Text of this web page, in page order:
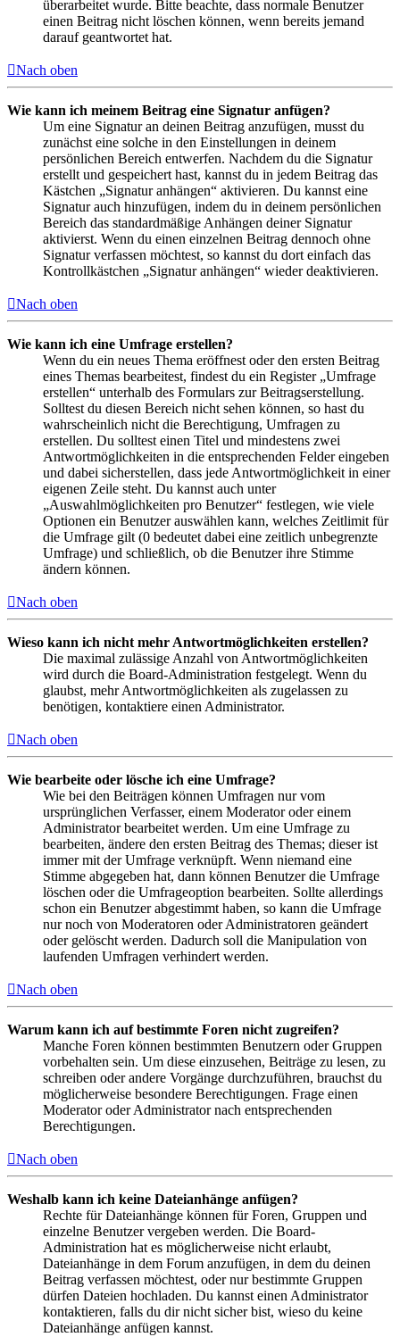
überarbeitet wurde. Bitte beachte, dass normale Benutzer
einen Beitrag nicht löschen können, wenn bereits jemand
darauf geantwortet hat.
Nach oben
Wie kann ich meinem Beitrag eine Signatur anfügen?
Um eine Signatur an deinen Beitrag anzufügen, musst du
zunächst eine solche in den Einstellungen in deinem
persönlichen Bereich entwerfen. Nachdem du die Signatur
erstellt und gespeichert hast, kannst du in jedem Beitrag das
Kästchen „Signatur anhängen“ aktivieren. Du kannst eine
Signatur auch hinzufügen, indem du in deinem persönlichen
Bereich das standardmäßige Anhängen deiner Signatur
aktivierst. Wenn du einen einzelnen Beitrag dennoch ohne
Signatur verfassen möchtest, so kannst du dort einfach das
Kontrollkästchen „Signatur anhängen“ wieder deaktivieren.
Nach oben
Wie kann ich eine Umfrage erstellen?
Wenn du ein neues Thema eröffnest oder den ersten Beitrag
eines Themas bearbeitest, findest du ein Register „Umfrage
erstellen“ unterhalb des Formulars zur Beitragserstellung.
Solltest du diesen Bereich nicht sehen können, so hast du
wahrscheinlich nicht die Berechtigung, Umfragen zu
erstellen. Du solltest einen Titel und mindestens zwei
Antwortmöglichkeiten in die entsprechenden Felder eingeben
und dabei sicherstellen, dass jede Antwortmöglichkeit in einer
eigenen Zeile steht. Du kannst auch unter
„Auswahlmöglichkeiten pro Benutzer“ festlegen, wie viele
Optionen ein Benutzer auswählen kann, welches Zeitlimit für
die Umfrage gilt (0 bedeutet dabei eine zeitlich unbegrenzte
Umfrage) und schließlich, ob die Benutzer ihre Stimme
ändern können.
Nach oben
Wieso kann ich nicht mehr Antwortmöglichkeiten erstellen?
Die maximal zulässige Anzahl von Antwortmöglichkeiten
wird durch die Board-Administration festgelegt. Wenn du
glaubst, mehr Antwortmöglichkeiten als zugelassen zu
benötigen, kontaktiere einen Administrator.
Nach oben
Wie bearbeite oder lösche ich eine Umfrage?
Wie bei den Beiträgen können Umfragen nur vom
ursprünglichen Verfasser, einem Moderator oder einem
Administrator bearbeitet werden. Um eine Umfrage zu
bearbeiten, ändere den ersten Beitrag des Themas; dieser ist
immer mit der Umfrage verknüpft. Wenn niemand eine
Stimme abgegeben hat, dann können Benutzer die Umfrage
löschen oder die Umfrageoption bearbeiten. Sollte allerdings
schon ein Benutzer abgestimmt haben, so kann die Umfrage
nur noch von Moderatoren oder Administratoren geändert
oder gelöscht werden. Dadurch soll die Manipulation von
laufenden Umfragen verhindert werden.
Nach oben
Warum kann ich auf bestimmte Foren nicht zugreifen?
Manche Foren können bestimmten Benutzern oder Gruppen
vorbehalten sein. Um diese einzusehen, Beiträge zu lesen, zu
schreiben oder andere Vorgänge durchzuführen, brauchst du
möglicherweise besondere Berechtigungen. Frage einen
Moderator oder Administrator nach entsprechenden
Berechtigungen.
Nach oben
Weshalb kann ich keine Dateianhänge anfügen?
Rechte für Dateianhänge können für Foren, Gruppen und
einzelne Benutzer vergeben werden. Die Board-
Administration hat es möglicherweise nicht erlaubt,
Dateianhänge in dem Forum anzufügen, in dem du deinen
Beitrag verfassen möchtest, oder nur bestimmte Gruppen
dürfen Dateien hochladen. Du kannst einen Administrator
kontaktieren, falls du dir nicht sicher bist, wieso du keine
Dateianhänge anfügen kannst.